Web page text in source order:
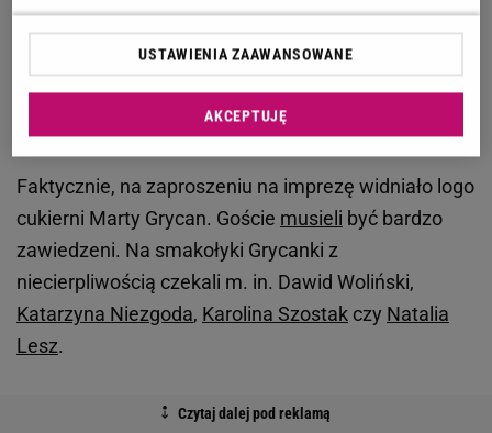
Oj, wielka awaria... Co teraz robić?! - biegała
obsługa imprezy gorączkowo wymieniając
się pomysłami na "naprawę awarii".
Faktycznie, na zaproszeniu na imprezę widniało logo
cukierni Marty Grycan. Goście musieli być bardzo
zawiedzeni. Na smakołyki Grycanki z
niecierpliwością czekali m. in. Dawid Woliński,
Katarzyna Niezgoda, Karolina Szostak czy Natalia
Lesz.
USTAWIENIA ZAAWANSOWANE
AKCEPTUJĘ